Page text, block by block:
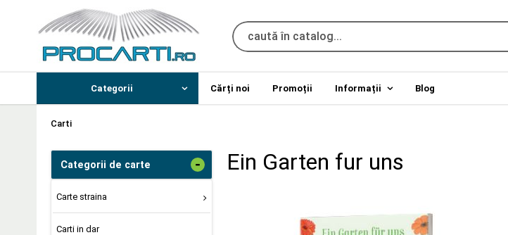
Categorii Cărți noi Promoții Informații Blog
Carti
Categorii de carte -
Carte straina
Carti in dar
Ein Garten fur uns